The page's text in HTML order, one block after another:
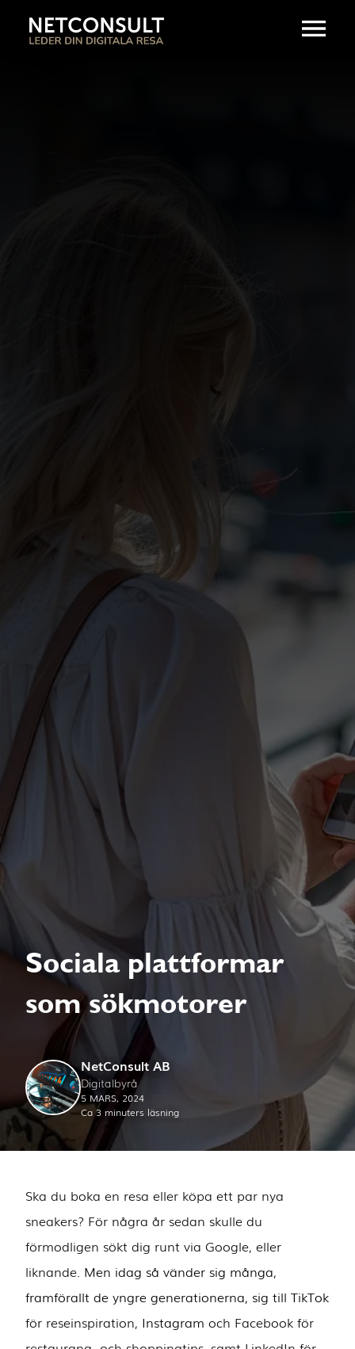
Sociala plattformar
som sökmotorer
NetConsult AB
Digitalbyrå
5 MARS, 2024
Ca 3 minuters läsning
Ska du boka en resa eller köpa ett par nya
sneakers? För några år sedan skulle du
förmodligen sökt dig runt via Google, eller
liknande. Men idag så vänder sig många,
framförallt de yngre generationerna, sig till TikTok
för reseinspiration, Instagram och Facebook för